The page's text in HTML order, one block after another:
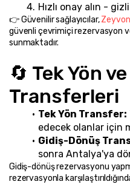
Hızlı onay alın -
👉 Güvenilir sağlayıcılar,
güvenli çevrimiçi rezervasyon
sunmaktadır.
🔄 Tek Yön
Transferleri
Tek Yön Transfer:
edecek olanlar için
Gidiş-Dönüş
sonra Antalya'ya
Gidiş-dönüş rezervasyonu
rezervasyonla